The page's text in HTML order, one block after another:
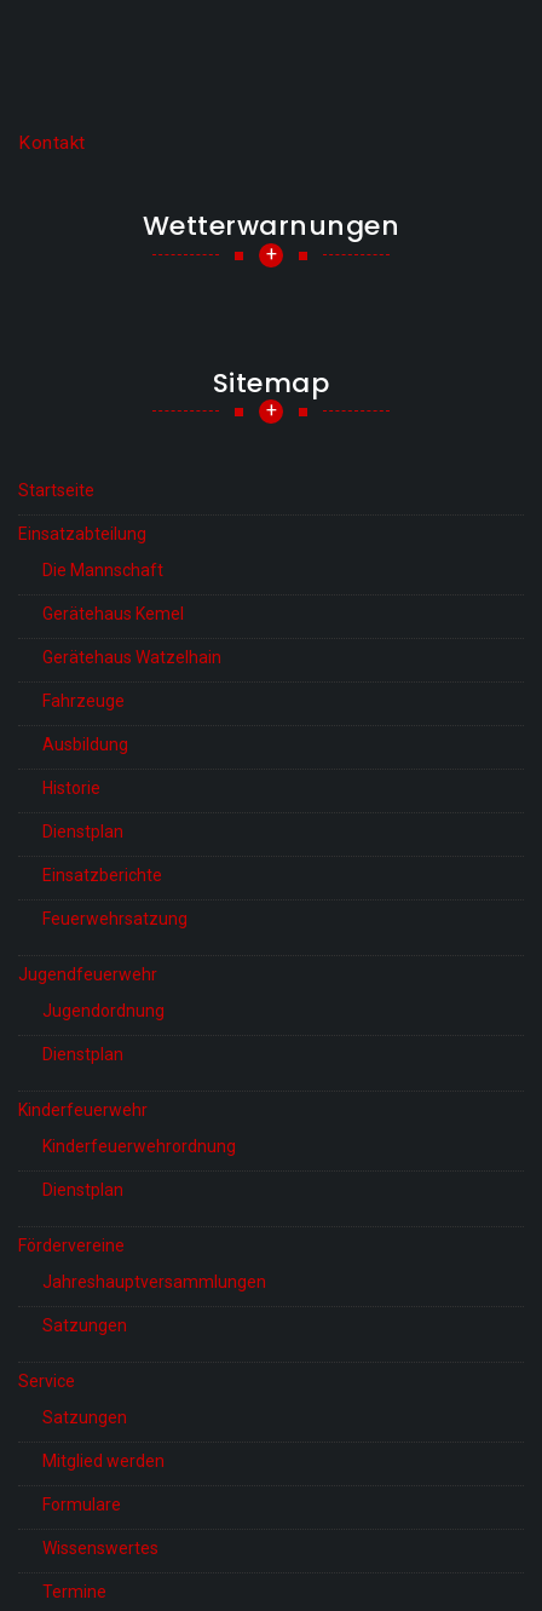
Kontakt
Wetterwarnungen
+
Sitemap
+
Startseite
Einsatzabteilung
Die Mannschaft
Gerätehaus Kemel
Gerätehaus Watzelhain
Fahrzeuge
Ausbildung
Historie
Dienstplan
Einsatzberichte
Feuerwehrsatzung
Jugendfeuerwehr
Jugendordnung
Dienstplan
Kinderfeuerwehr
Kinderfeuerwehrordnung
Dienstplan
Fördervereine
Jahreshauptversammlungen
Satzungen
Service
Satzungen
Mitglied werden
Formulare
Wissenswertes
Termine